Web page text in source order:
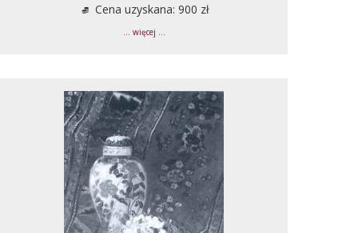
Cena uzyskana: 900 zł
... więcej ...